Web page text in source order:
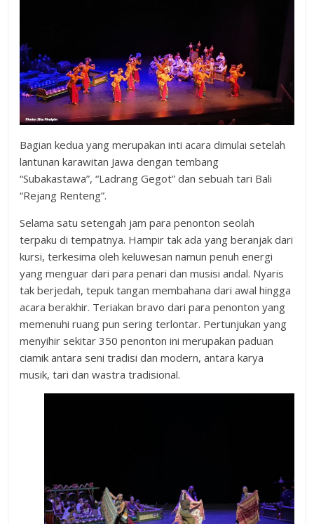
Bagian kedua yang merupakan inti acara dimulai setelah
lantunan karawitan Jawa dengan tembang
“Subakastawa”, “Ladrang Gegot” dan sebuah tari Bali
“Rejang Renteng”.
Selama satu setengah jam para penonton seolah
terpaku di tempatnya. Hampir tak ada yang beranjak dari
kursi, terkesima oleh keluwesan namun penuh energi
yang menguar dari para penari dan musisi andal. Nyaris
tak berjedah, tepuk tangan membahana dari awal hingga
acara berakhir. Teriakan bravo dari para penonton yang
memenuhi ruang pun sering terlontar. Pertunjukan yang
menyihir sekitar 350 penonton ini merupakan paduan
ciamik antara seni tradisi dan modern, antara karya
musik, tari dan wastra tradisional.